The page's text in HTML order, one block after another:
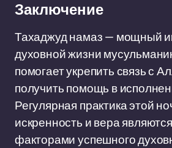
Заключение
Тахаджуд намаз — мощный
духовной жизни
помогает укрепить связь с
получить помощь в
Регулярная практика этой
искренность и вера
факторами успешного